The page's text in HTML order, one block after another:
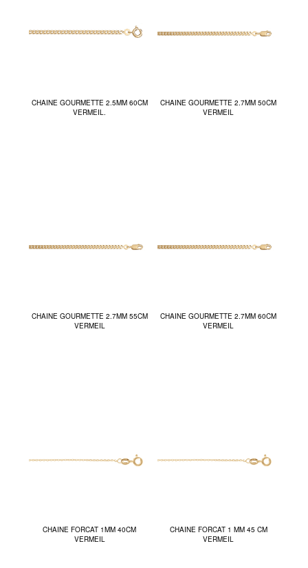
CHAINE GOURMETTE 2.5MM 60CM
VERMEIL.
CHAINE GOURMETTE 2.7MM 50CM
VERMEIL
CHAINE GOURMETTE 2.7MM 55CM
VERMEIL
CHAINE GOURMETTE 2.7MM 60CM
VERMEIL
CHAINE FORCAT 1MM 40CM
VERMEIL
CHAINE FORCAT 1 MM 45 CM
VERMEIL